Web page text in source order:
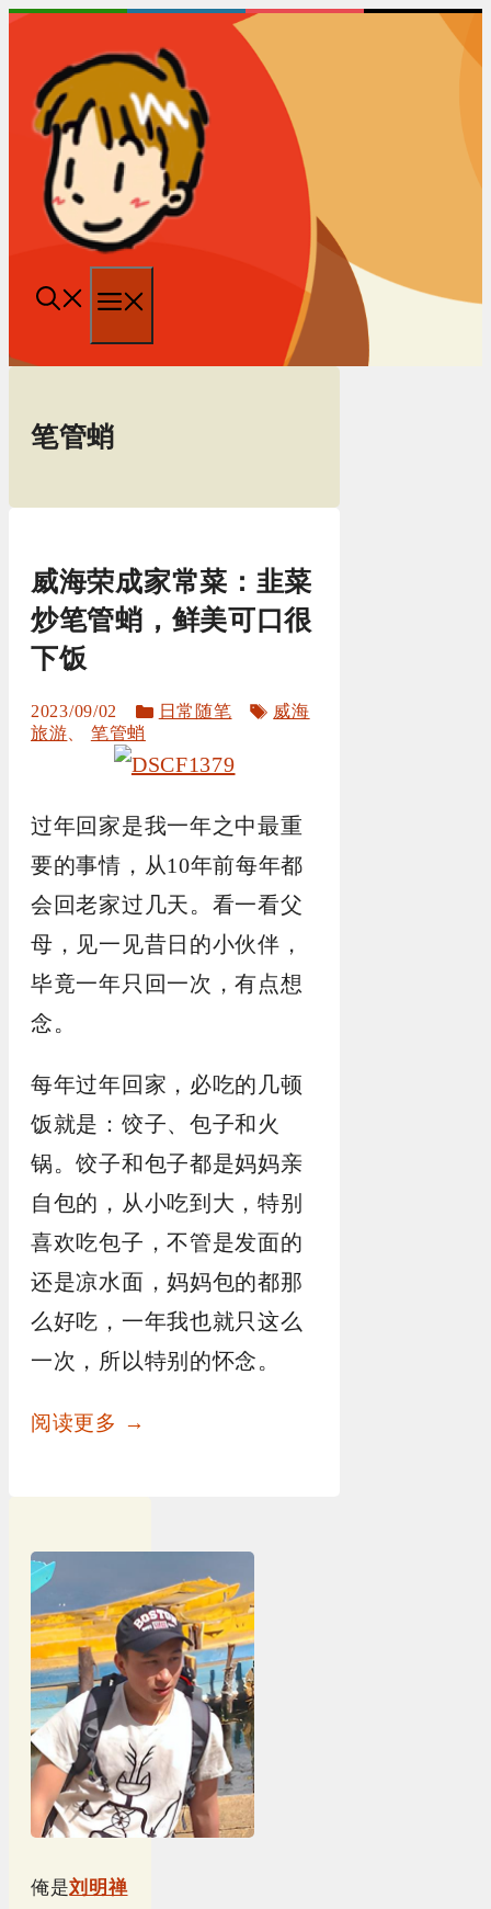
跳
单
笔管蛸
威海荣成家常菜：韭菜
炒笔管蛸，鲜美可口很
下饭
2023/09/02
分
日常随笔
标
威海
旅游
笔管蛸
过年回家是我一年之中最重
要的事情，从10年前每年都
会回老家过几天。看一看父
母，见一见昔日的小伙伴，
毕竟一年只回一次，有点想
念。
每年过年回家，必吃的几顿
饭就是：饺子、包子和火
锅。饺子和包子都是妈妈亲
自包的，从小吃到大，特别
喜欢吃包子，不管是发面的
还是凉水面，妈妈包的都那
么好吃，一年我也就只这么
一次，所以特别的怀念。
阅读更多 →
俺是刘明禅